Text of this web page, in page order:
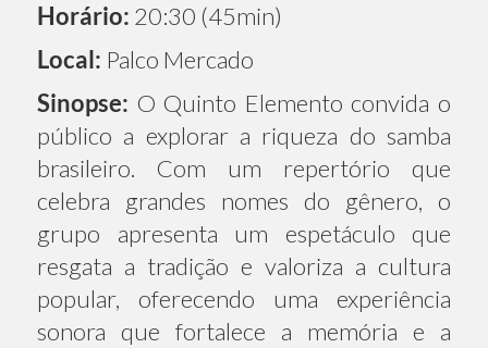
Horário: 20:30 (45min)
Local: Palco Mercado
Sinopse: O Quinto Elemento convida o
público a explorar a riqueza do samba
brasileiro. Com um repertório que
celebra grandes nomes do gênero, o
grupo apresenta um espetáculo que
resgata a tradição e valoriza a cultura
popular, oferecendo uma experiência
sonora que fortalece a memória e a